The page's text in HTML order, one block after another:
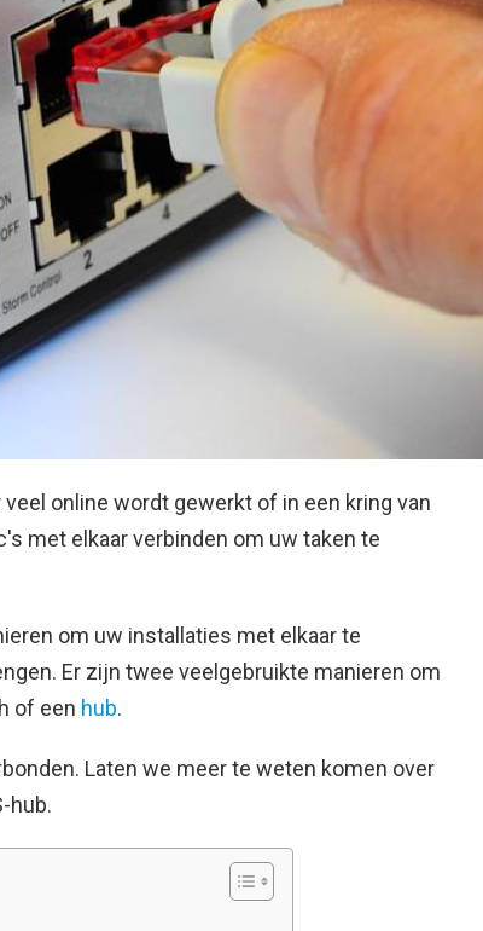
online wordt gewerkt of in een kring van
met elkaar verbinden om uw taken te
om uw installaties met elkaar te
Er zijn twee veelgebruikte manieren om
of een hub.
Laten we meer te weten komen over
hub.